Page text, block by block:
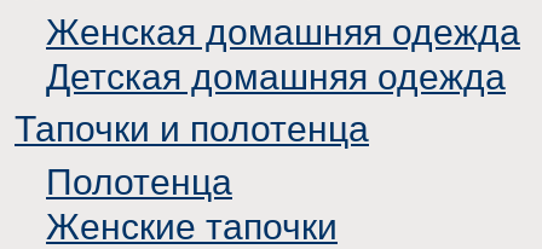
Женская домашняя одежда
Детская домашняя одежда
Тапочки и полотенца
Полотенца
Женские тапочки